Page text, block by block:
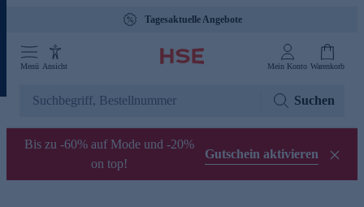
Tagesaktuelle Angebote
Menü Ansicht Mein Konto Warenkorb
Suchen
Bis zu -60% auf Mode und -20%
on top!
Gutschein aktivieren